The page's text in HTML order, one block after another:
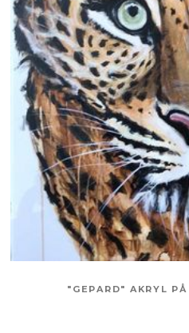
"GEPARD" AKRYL